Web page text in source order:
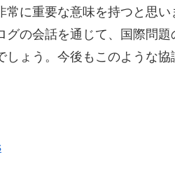
に重要な意味を持つと思
の会話を通じて、国際問
ょう。今後もこのような協